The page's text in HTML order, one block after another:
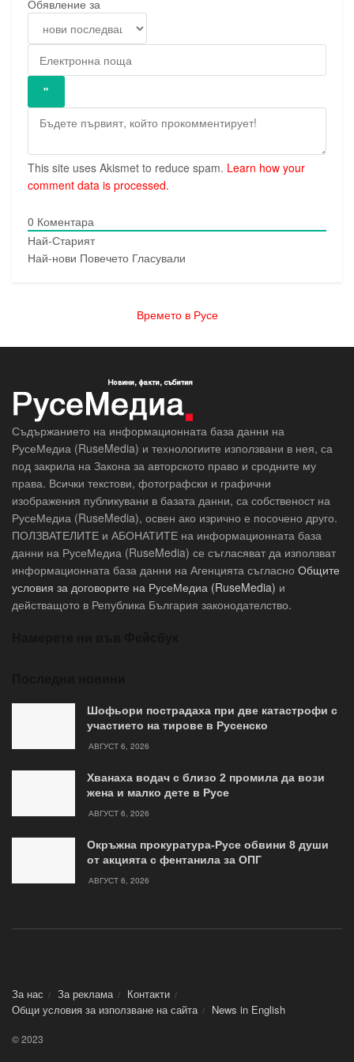
Обявление за
This site uses Akismet to reduce spam. Learn how your
comment data is processed.
0 Коментара
Най-Старият
Най-нови Повечето Гласували
Времето в Русе
Съдържанието на информационната база данни на
РусеМедиа (RuseMedia) и технологиите използвани в нея, са
под закрила на Закона за авторското право и сродните му
права. Всички текстови, фотографски и графични
изображения публикувани в базата данни, са собственост на
РусеМедиа (RuseMedia), освен ако изрично е посочено друго.
ПОЛЗВАТЕЛИТЕ и АБОНАТИТЕ на информационната база
данни на РусеМедиа (RuseMedia) се съгласяват да използват
информационната база данни на Агенцията съгласно Общите
условия за договорите на РусеМедиа (RuseMedia) и
действащото в Република България законодателство.
Шофьори пострадаха при две катастрофи с
участието на тирове в Русенско
АВГУСТ 6, 2026
Хванаха водач с близо 2 промила да вози
жена и малко дете в Русе
АВГУСТ 6, 2026
Окръжна прокуратура-Русе обвини 8 души
от акцията с фентанила за ОПГ
АВГУСТ 6, 2026
За нас За реклама
Контакти
Общи условия за използване на сайта
News in Еnglish
© 2023